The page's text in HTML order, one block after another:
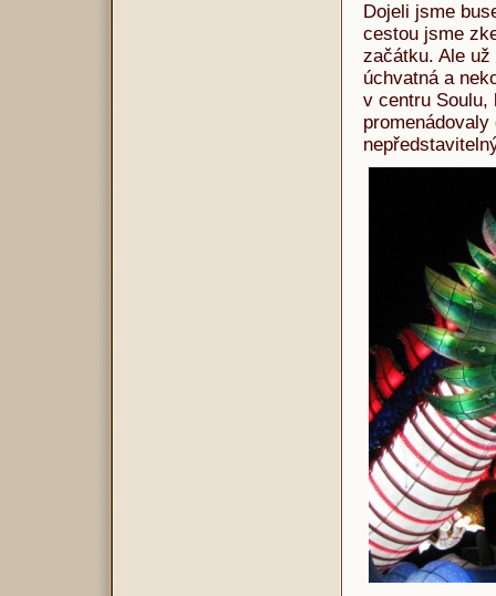
Dojeli jsme
cestou jsme
začátku. Ale
úchvatná a
v centru Soulu,